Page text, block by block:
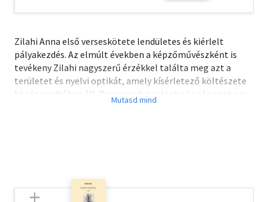
Zilahi Anna első verseskötete lendületes és kiérlelt
pályakezdés. Az elmúlt években a képzőművészként is
tevékeny Zilahi nagyszerű érzékkel találta meg azt a
területet és nyelvi optikát, amely kísérletező költészete
középpontjában áll. Persze mit is jelent a középpont egy
olyan állandóan mozgásban lévő, hullámzó médium
alakíthatjuk is az adott szöveg személyközi jelentésének
mélységét és élességét. Zilahi nagyon figyel a nyelv